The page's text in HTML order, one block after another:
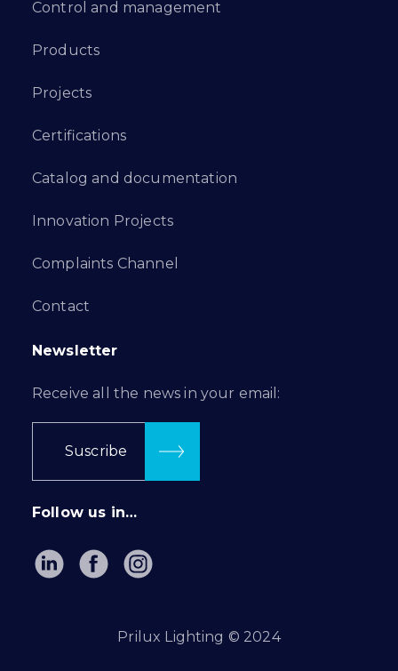
Control and management
Products
Projects
Certifications
Catalog and documentation
Innovation Projects
Complaints Channel
Contact
Newsletter
Receive all the news in your email:
Suscribe
Follow us in…
Prilux Lighting © 2024